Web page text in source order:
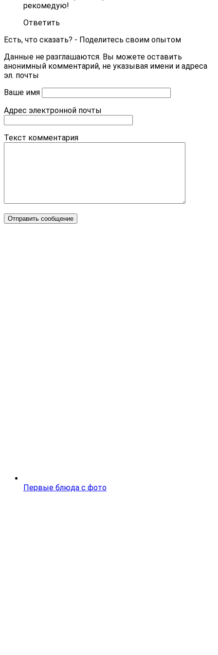
рекомедую!
Ответить
Есть, что сказать? - Поделитесь своим опытом
Данные не разглашаются. Вы можете оставить
анонимный комментарий, не указывая имени и адреса
эл. почты
Ваше имя
Адрес электронной почты
Текст комментария
Первые блюда с фото